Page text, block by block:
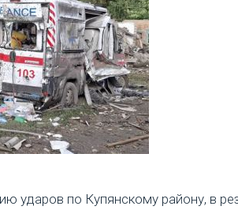
ударов по Купянскому району, в